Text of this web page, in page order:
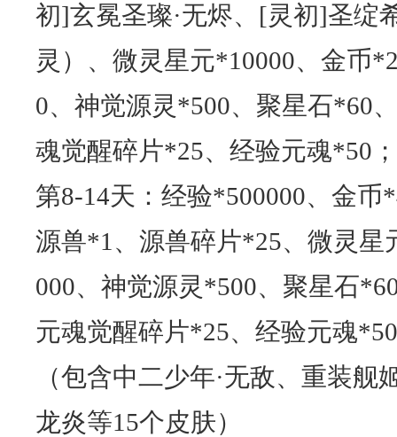
初]玄冕圣璨·无烬、[灵初]圣绽
灵）、微灵星元*10000、金币
0、神觉源灵*500、聚星石*60
魂觉醒碎片*25、经验元魂*50；
第8-14天：经验*500000、金币
源兽*1、源兽碎片*25、微灵星
000、神觉源灵*500、聚星石
元魂觉醒碎片*25、经验元魂
（包含中二少年·无敌、重装舰
龙炎等15个皮肤）